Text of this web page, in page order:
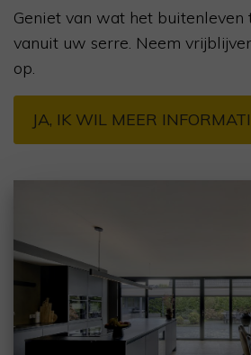
Geniet van wat het buitenleven
vanuit uw serre. Neem
op.
JA, IK WIL MEER